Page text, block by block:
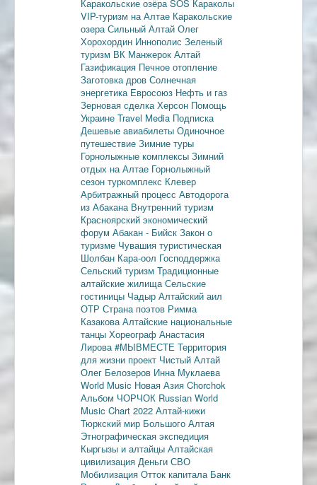
Каракольские озёраSOS Караколы
VIP-туризм на Алтае Каракольские
озераСильный Алтай Олег
Хорохордин Иннополис Зеленый
туризм ВК Манжерок Алтай
Газификация Печное отопление
Заготовка дров Солнечная
энергетика Евросоюз Нефть и газ
Зерновая сделкаХерсон Помощь
Украине Travel Media Подписка
Дешевые авиабилеты Одиночное
путешествие Зимние туры
Горнолыжные комплексы Зимний
отдых на Алтае Горнолыжный
сезон туркомплекс Клевер
Арбитражный процесс Автодорога
из Абакана Внутренний туризм
Красноярский экономический
форум Абакан - Бийск Закон о
туризме Чувашия туристическая
Шолбан Кара-оол Господдержка
Сельский туризм Традиционные
алтайские жилищаСельские
гостиницы Чадыр Алтайский аил
ОТР Страна поэтов Римма
КазаковаАлтайские национальные
танцы Хореограф Анастасия
Лирова#МЫВМЕСТЕ Территория
для жизни проект Чистый Алтай
Олег Белозеров Инна Муклаева
World Music Новая Азия Chorchok
Альбом ЧОРЧОК Russian World
Music Chart 2022 Алтай-кижи
Тюркский мир Большого Алтая
Этнографическая экспедиция
Кыргызы и алтайцы Алтайская
цивилизация Деньги СВО
Мобилизация Отток капитала Банк